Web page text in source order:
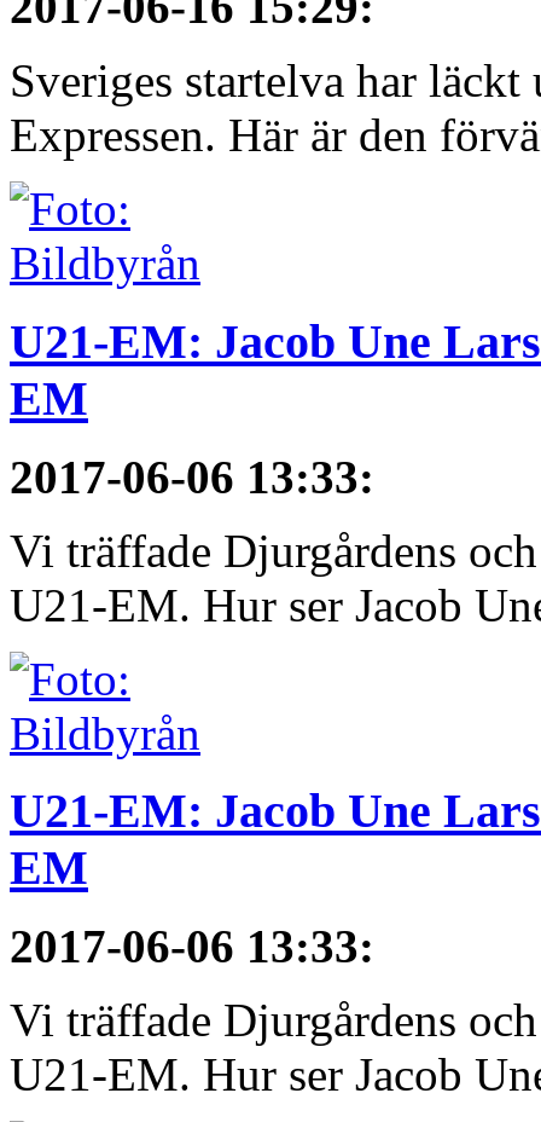
Sveriges startelva har
Expressen. Här är den
U21-EM: Jacob Une
EM
2017-06-06 13:33:
Vi träffade Djurgårdens
U21-EM. Hur ser Jacob
U21-EM: Jacob Une
EM
2017-06-06 13:33:
Vi träffade Djurgårdens
U21-EM. Hur ser Jacob